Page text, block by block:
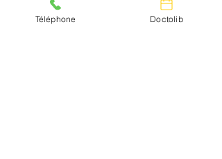
Téléphone Doctolib